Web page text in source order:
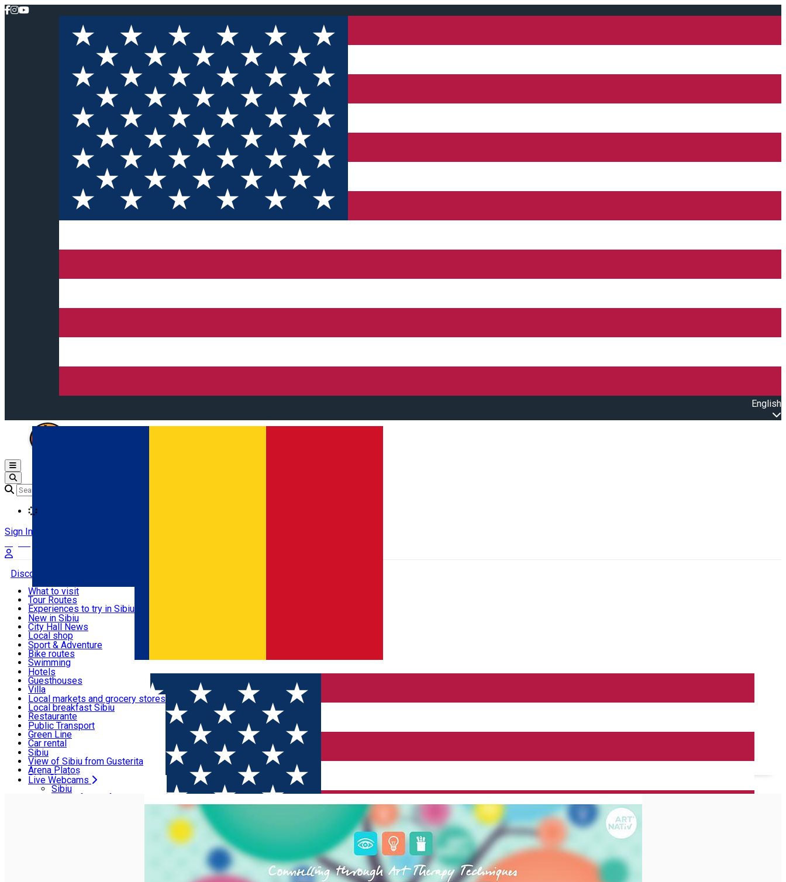
English
Română
Open main menu
Sign In
Discover
Useful info
Activities & Adventure
Accommodation
Food, Drinks & Nightlife
Transport & Parking
Live Webcams
What to visit
Tour Routes
Experiences to try in Sibiu
Podcast
Culture
Museums
Churches
Parks, Zoo
County of Sibiu
New in Sibiu
City Hall News
Local shop
Sibiu artisans
Sibiul Verde
Public services
Education
How do I get to Sibiu
Tourist Info
Tour Guides
Guided tours
Publicații locale
Beauty salons
Sport & Adventure
Bike routes
Swimming
Riding
Indoor activities
Loc de joacă indoor
Loc de joacă outdoor
Ski
Ice skating
Yoga
Hotels
Guesthouses
Villa
Hostels
Motel
Camping
Renting rooms
Rooms for rent
Accommodation outside Sibiu
Local markets and grocery stores
Local breakfast Sibiu
Restaurante
Pizza
Fast Food
Coffee
Sweets
Pub, Bar
Night clubs
Bakeries
Public Transport
Green Line
Car rental
Rent a bike
Scooter rentals
Taxi
Ride Sharing
Parking tickets
Parking places
Electric vehicle charging points
Sibiu
View of Sibiu from Gusterita
Arena Platoș
Live Webcams
Sibiu
View of Sibiu from Gusterita
Home Event organizer